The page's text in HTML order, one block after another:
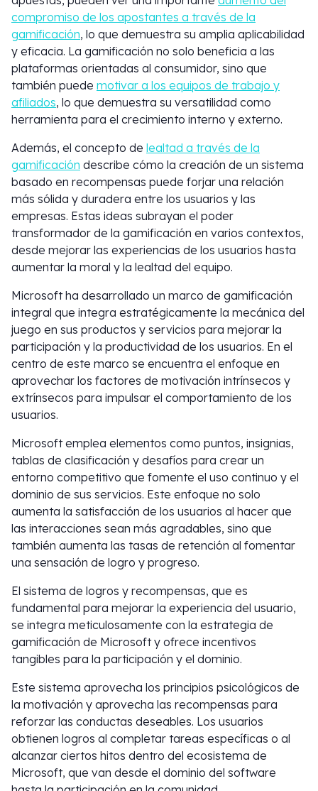
compromiso de los apostantes a través de la
gamificación, lo que demuestra su amplia aplicabilidad
y eficacia. La gamificación no solo beneficia a las
plataformas orientadas al consumidor, sino que
también puede motivar a los equipos de trabajo y
afiliados, lo que demuestra su versatilidad como
herramienta para el crecimiento interno y externo.
Además, el concepto de lealtad a través de la
gamificación describe cómo la creación de un sistema
basado en recompensas puede forjar una relación
más sólida y duradera entre los usuarios y las
empresas. Estas ideas subrayan el poder
transformador de la gamificación en varios contextos,
desde mejorar las experiencias de los usuarios hasta
aumentar la moral y la lealtad del equipo.
Microsoft ha desarrollado un marco de gamificación
integral que integra estratégicamente la mecánica del
juego en sus productos y servicios para mejorar la
participación y la productividad de los usuarios. En el
centro de este marco se encuentra el enfoque en
aprovechar los factores de motivación intrínsecos y
extrínsecos para impulsar el comportamiento de los
usuarios.
Microsoft emplea elementos como puntos, insignias,
tablas de clasificación y desafíos para crear un
entorno competitivo que fomente el uso continuo y el
dominio de sus servicios. Este enfoque no solo
aumenta la satisfacción de los usuarios al hacer que
las interacciones sean más agradables, sino que
también aumenta las tasas de retención al fomentar
una sensación de logro y progreso.
El sistema de logros y recompensas, que es
fundamental para mejorar la experiencia del usuario,
se integra meticulosamente con la estrategia de
gamificación de Microsoft y ofrece incentivos
tangibles para la participación y el dominio.
Este sistema aprovecha los principios psicológicos de
la motivación y aprovecha las recompensas para
reforzar las conductas deseables. Los usuarios
obtienen logros al completar tareas específicas o al
alcanzar ciertos hitos dentro del ecosistema de
Microsoft, que van desde el dominio del software